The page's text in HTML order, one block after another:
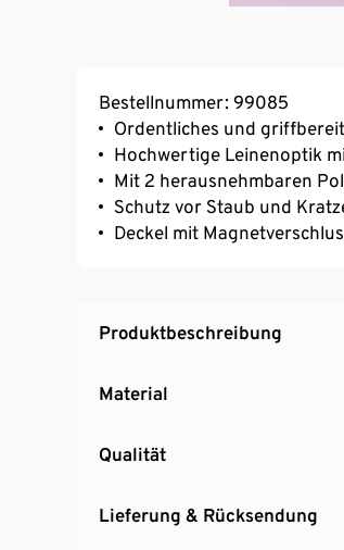
Bestellnummer: 99085
Ordentliches und
Hochwertige Leinenoptik
Mit 2 herausnehmbaren
Schutz vor Staub und
Deckel mit
Produktbeschreibung
Material
Qualität
Lieferung & Rücksendung